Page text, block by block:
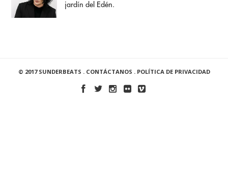
jardín del Edén.
© 2017 SUNDERBEATS . CONTÁCTANOS . POLÍTICA DE PRIVACIDAD